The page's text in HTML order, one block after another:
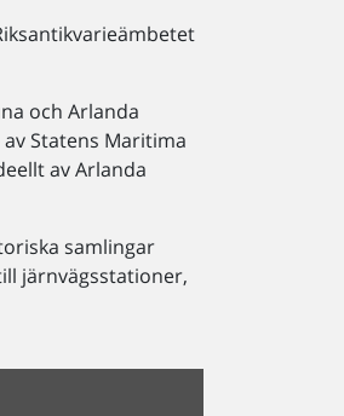
och Arlanda
Statens Maritima
av Arlanda
samlingar
järnvägsstationer,